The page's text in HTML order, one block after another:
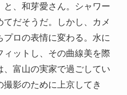
と、和芽愛さん。シャワー
だそうだ。しかし、カメ
プロの表情に変わる。水に
ィットし、その曲線美を際
、富山の実家で過ごしてい
影のために上京してき